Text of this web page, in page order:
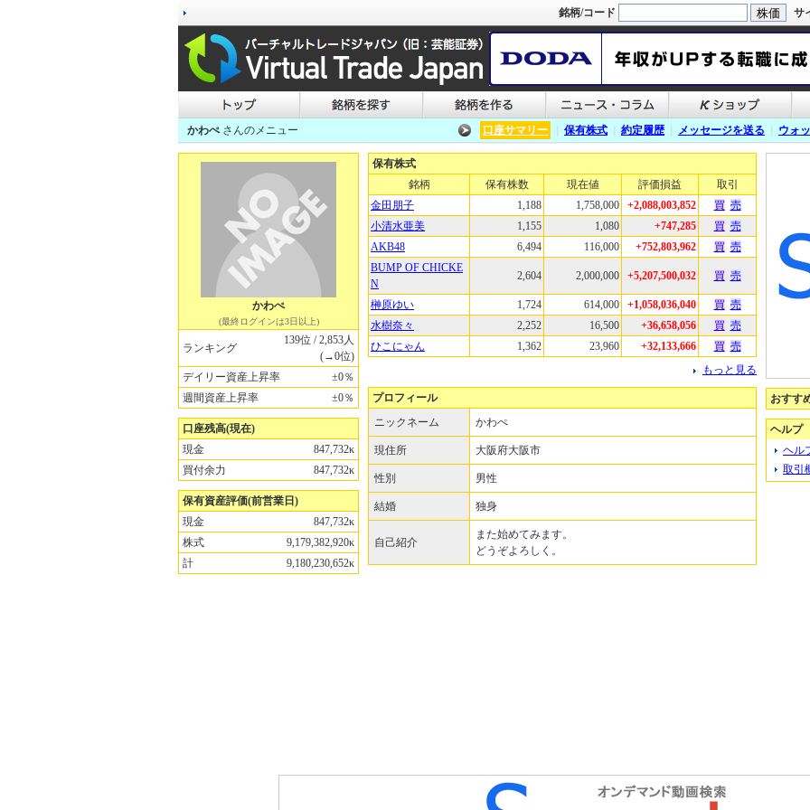
銘柄/コード サ
かわぺさんのメニュー 口座サマリー 保有株式 約定履歴 メッセージを送る ウォ
かわぺ
(最終ログインは3日以上)
ランキング
139位 / 2,853人
(→0位)
デイリー資産上昇率
±0％
週間資産上昇率
±0％
口座残高(現在)
現金
847,732κ
買付余力
847,732κ
保有資産評価(前営業日)
現金
847,732κ
株式
9,179,382,920κ
計
9,180,230,652κ
保有株式
銘柄
保有株数 現在値 評価損益
取引
金田朋子
1,188 1,758,000 +2,088,003,852 買 売
小清水亜美
1,155 1,080 +747,285 買 売
AKB48
6,494 116,000 +752,803,962 買 売
BUMP OF CHICKE
N
2,604 2,000,000 +5,207,500,032 買 売
榊原ゆい 1,724 614,000 +1,058,036,040 買 売
水樹奈々
2,252 16,500 +36,658,056 買 売
ひこにゃん
1,362 23,960 +32,133,666 買 売
もっと見る
プロフィール
ニックネーム
かわぺ
現住所 大阪府大阪市
性別 男性
結婚 独身
自己紹介
また始めてみます。
どうぞよろしく。
おすす
ヘルプ
ヘル
取引